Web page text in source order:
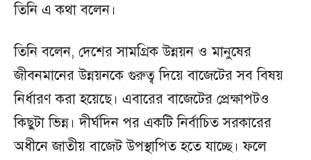
তিনি এ কথা বলেন।
তিনি বলেন, দেশের সামগ্রিক উন্নয়ন ও মানুষের
জীবনমানের উন্নয়নকে গুরুত্ব দিয়ে বাজেটের সব বিষয়
নির্ধারণ করা হয়েছে। এবারের বাজেটের প্রেক্ষাপটও
কিছুটা ভিন্ন। দীর্ঘদিন পর একটি নির্বাচিত সরকারের
অধীনে জাতীয় বাজেট উপস্থাপিত হতে যাচ্ছে। ফলে